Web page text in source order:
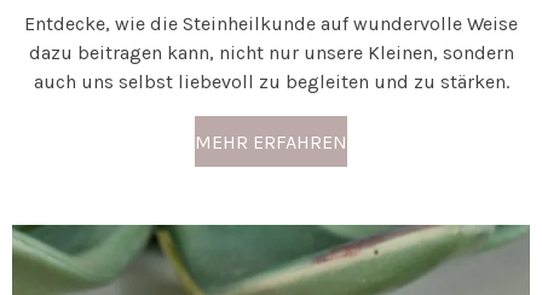
Entdecke, wie die Steinheilkunde auf wundervolle Weise
dazu beitragen kann, nicht nur unsere Kleinen, sondern
auch uns selbst liebevoll zu begleiten und zu stärken.
MEHR ERFAHREN